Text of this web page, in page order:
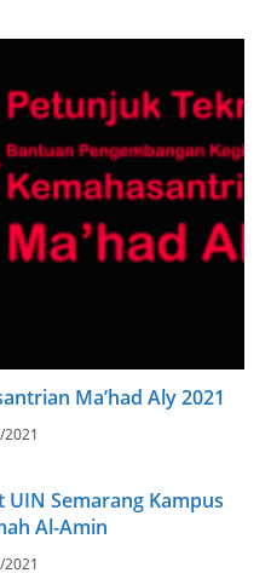
Ma’had Aly 2021
Semarang Kampus
Al-Amin